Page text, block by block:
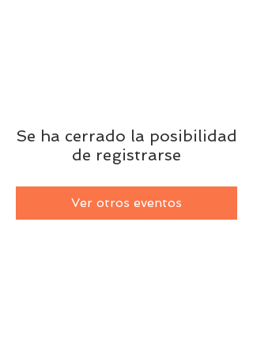
Se ha cerrado la posibilidad
de registrarse
Ver otros eventos